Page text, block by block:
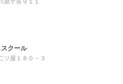
クール
ツ屋１８０－３